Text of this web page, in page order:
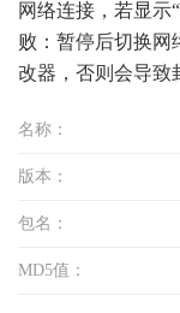
网络连接，若显
败：暂停后切换网
改器，否则会导致
名称：
版本：
包名：
MD5值：